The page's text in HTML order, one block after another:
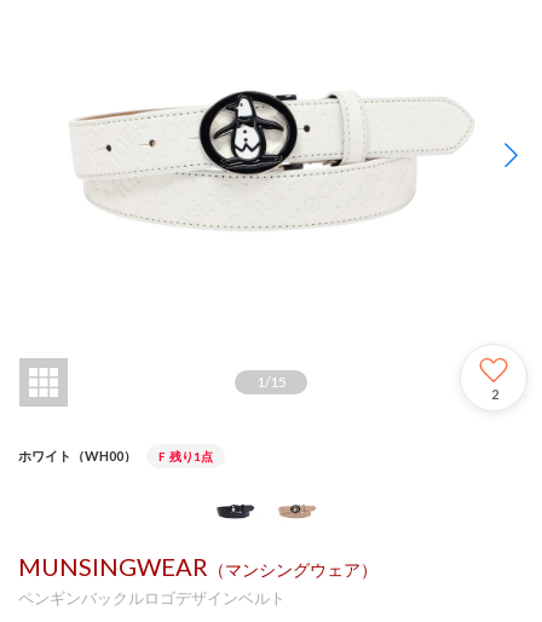
1 /15
2
ホワイト（WH00） F 残り1点
MUNSINGWEAR （マンシングウェア）
ペンギンバックルロゴデザインベルト